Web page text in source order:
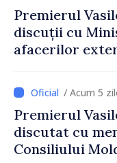
Premierul
discuții cu
afacerilor
/ Acum 5
Premierul
discutat cu
Consiliului